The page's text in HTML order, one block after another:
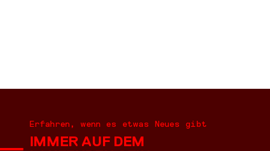
Erfahren, wenn es etwas Neues gibt
IMMER AUF DEM